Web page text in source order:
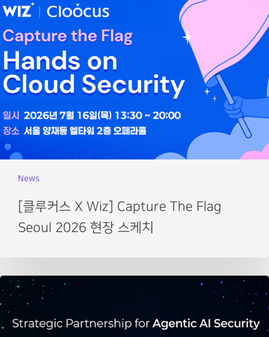
News
[클루커스 X Wiz] Capture The Flag
Seoul 2026 현장 스케치